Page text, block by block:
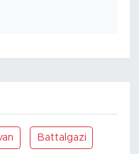
Battalgazi